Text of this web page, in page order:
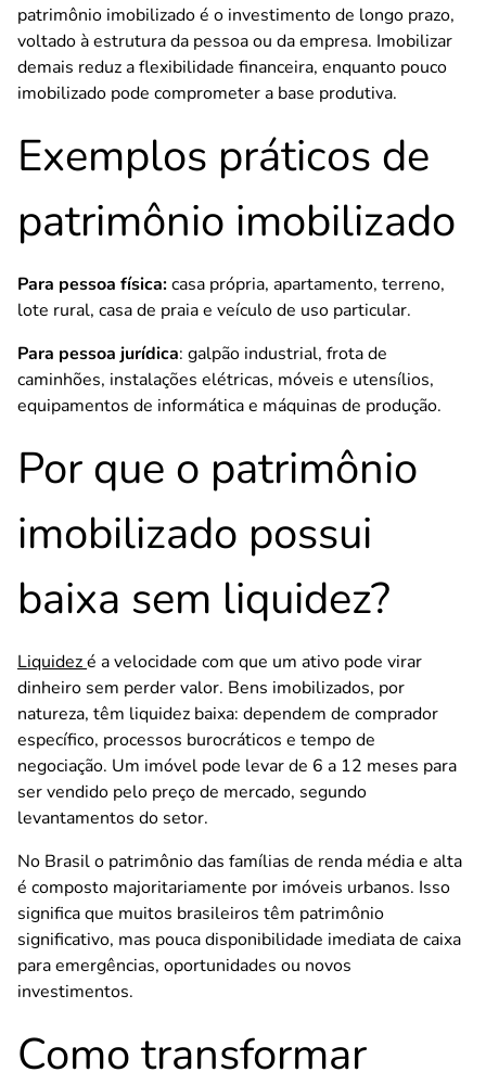
patrimônio imobilizado é o investimento de longo prazo,
voltado à estrutura da pessoa ou da empresa. Imobilizar
demais reduz a flexibilidade financeira, enquanto pouco
imobilizado pode comprometer a base produtiva.
Exemplos práticos de
patrimônio imobilizado
Para pessoa física:casa própria, apartamento, terreno,
lote rural, casa de praia e veículo de uso particular.
Para pessoa jurídica: galpão industrial, frota de
caminhões, instalações elétricas, móveis e utensílios,
equipamentos de informática e máquinas de produção.
Por que o patrimônio
imobilizado possui
baixa sem liquidez?
Liquidezé a velocidade com que um ativo pode virar
dinheiro sem perder valor. Bens imobilizados, por
natureza, têm liquidez baixa: dependem de comprador
específico, processos burocráticos e tempo de
negociação. Um imóvel pode levar de 6 a 12 meses para
ser vendido pelo preço de mercado, segundo
levantamentos do setor.
No Brasil o patrimônio das famílias de renda média e alta
é composto majoritariamente por imóveis urbanos. Isso
significa que muitos brasileiros têm patrimônio
significativo, mas pouca disponibilidade imediata de caixa
para emergências, oportunidades ou novos
investimentos.
Como transformar